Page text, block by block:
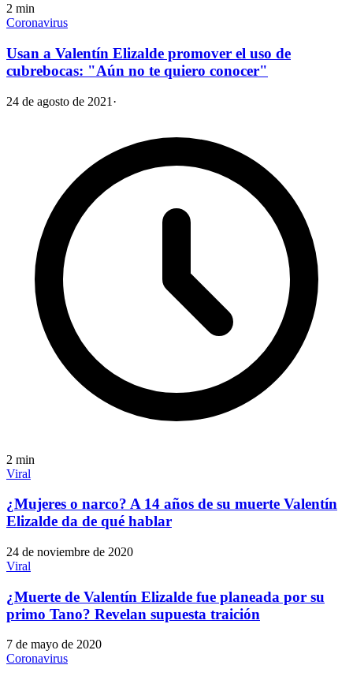
2 min
Coronavirus
Usan a Valentín Elizalde promover el uso de
cubrebocas: "Aún no te quiero conocer"
24 de agosto de 2021 ·
2 min
Viral
¿Mujeres o narco? A 14 años de su muerte Valentín
Elizalde da de qué hablar
24 de noviembre de 2020
Viral
¿Muerte de Valentín Elizalde fue planeada por su
primo Tano? Revelan supuesta traición
7 de mayo de 2020
Coronavirus